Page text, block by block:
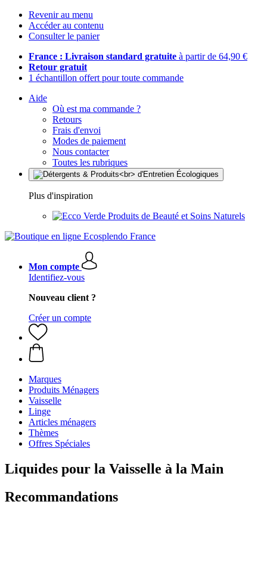
Revenir au menu
Accéder au contenu
Consulter le panier
France : Livraison standard gratuite à partir de 64,90 €
Retour gratuit
1 échantillon offert pour toute commande
Aide
Où est ma commande ?
Retours
Frais d'envoi
Modes de paiement
Nous contacter
Toutes les rubriques
Plus d'inspiration
Produits de Beauté et Soins Naturels
Mon compte
Identifiez-vous
Nouveau client ?
Créer un compte
Marques
Produits Ménagers
Vaisselle
Linge
Articles ménagers
Thèmes
Offres Spéciales
Liquides pour la Vaisselle à la Main
Recommandations